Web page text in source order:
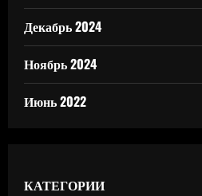
Декабрь 2024
Ноябрь 2024
Июнь 2022
КАТЕГОРИИ